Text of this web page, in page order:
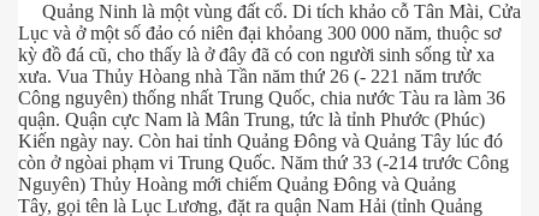
Quảng Ninh là một vùng đất cổ. Di tích khảo cỗ Tân Mài, Cửa
Lục và ở một số đảo có niên đại khỏang 300 000 năm, thuộc sơ
kỳ đồ đá cũ, cho thấy là ở đây đã có con người sinh sống từ xa
xưa. Vua Thủy Hòang nhà Tần năm thứ 26 (- 221 năm trước
Công nguyên) thống nhất Trung Quốc, chia nước Tàu ra làm 36
quận. Quận cực Nam là Mân Trung, tức là tỉnh Phước (Phúc)
Kiến ngày nay. Còn hai tỉnh Quảng Đông và Quảng Tây lúc đó
còn ở ngòai phạm vi Trung Quốc. Năm thứ 33 (-214 trước Công
Nguyên) Thủy Hoàng mới chiếm Quảng Đông và Quảng
Tây, gọi tên là Lục Lương, đặt ra quận Nam Hải (tỉnh Quảng